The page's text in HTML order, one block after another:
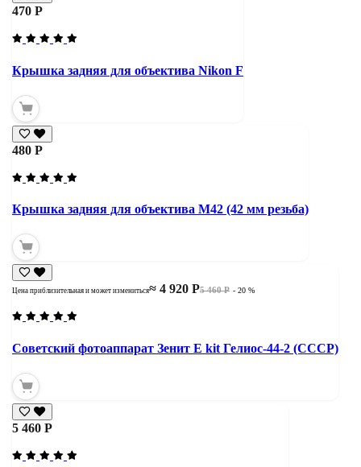
470 Р
Крышка задняя для объектива Nikon F
480 Р
Крышка задняя для объектива М42 (42 мм резьба)
5 460 Р
≈ 4 920 Р
Цена приблизительная и может измениться - 20 %
Советский фотоаппарат Зенит Е kit Гелиос-44-2 (СССР)
5 460 Р